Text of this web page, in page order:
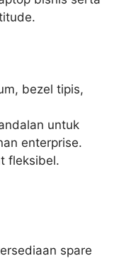
bezel tipis,
untuk
enterprise.
fleksibel.
spare